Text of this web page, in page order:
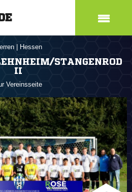
Hessen
STANGENROD
II
Vereinsseite